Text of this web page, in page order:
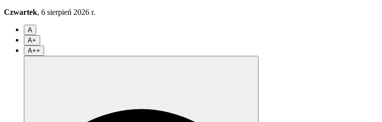
Czwartek, 6 sierpień 2026 r.
A
A+
A++